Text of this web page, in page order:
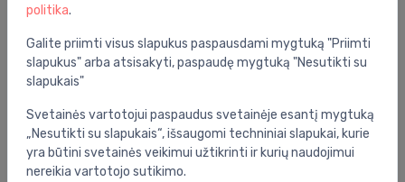
Specifikacija
Produkto kodas: KK FIORA INEO MOON BL
Barkodas: 2111111111337
Prekės ženklas: Laufen
politika.
Galite priimti visus slapukus paspausdami mygtuką "Priimti
slapukus" arba atsisakyti, paspaudę mygtuką "Nesutikti su
slapukais"
Svetainės vartotojui paspaudus svetainėje esantį mygtuką
„Nesutikti su slapukais“, išsaugomi techniniai slapukai, kurie
yra būtini svetainės veikimui užtikrinti ir kurių naudojimui
nereikia vartotojo sutikimo.